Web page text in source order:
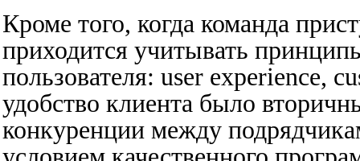
Кроме того, когда команда
приходится учитывать
пользователя: user experience,
удобство клиента было
конкуренции между